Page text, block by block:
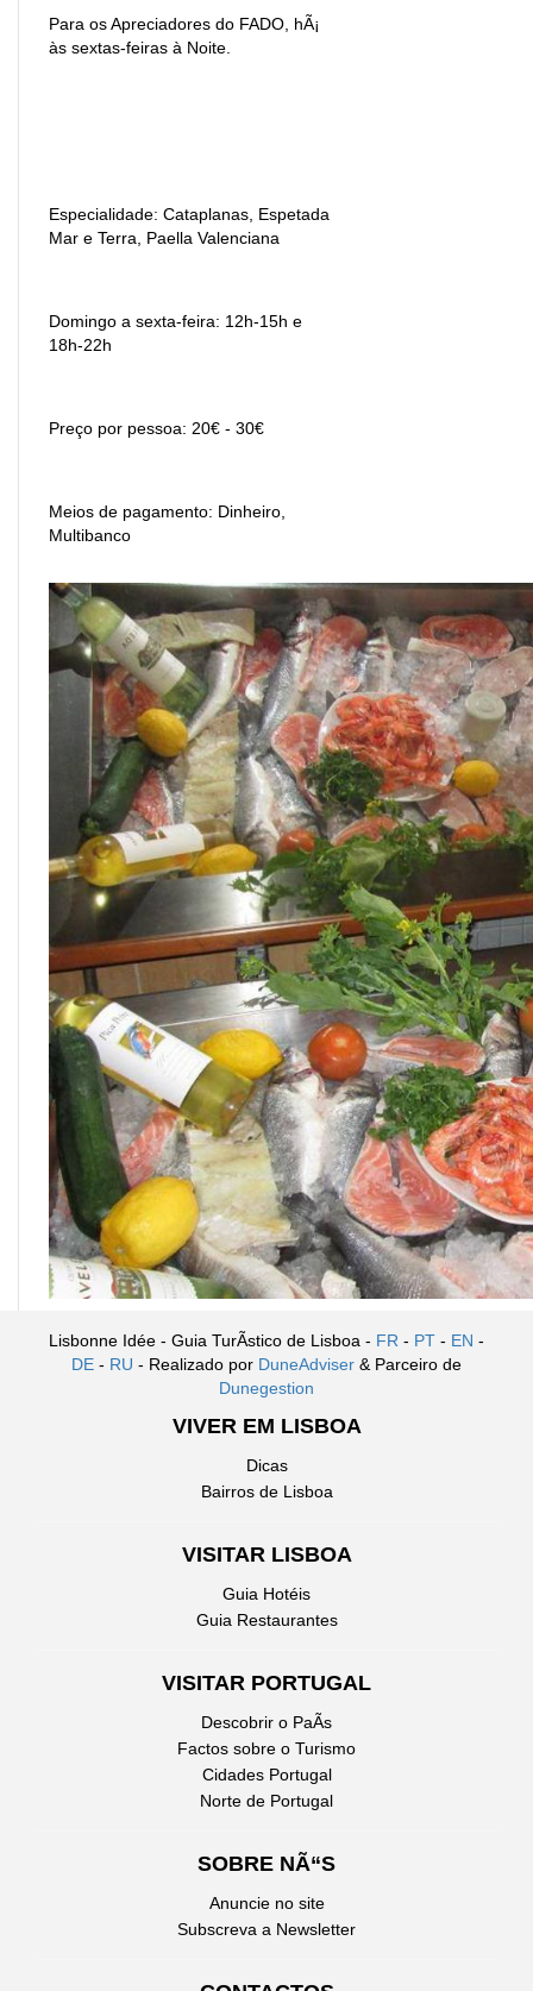
Para os Apreciadores do FADO, hÃ¡
às sextas-feiras à Noite.
Especialidade: Cataplanas, Espetada
Mar e Terra, Paella Valenciana
Domingo a sexta-feira: 12h-15h e
18h-22h
Preço por pessoa: 20€ - 30€
Meios de pagamento: Dinheiro,
Multibanco
Lisbonne Idée - Guia TurÃ­stico de Lisboa - FR - PT - EN -
DE - RU - Realizado por DuneAdviser & Parceiro de
Dunegestion
VIVER EM LISBOA
Dicas
Bairros de Lisboa
VISITAR LISBOA
Guia Hotéis
Guia Restaurantes
VISITAR PORTUGAL
Descobrir o PaÃ­s
Factos sobre o Turismo
Cidades Portugal
Norte de Portugal
SOBRE NÃ“S
Anuncie no site
Subscreva a Newsletter